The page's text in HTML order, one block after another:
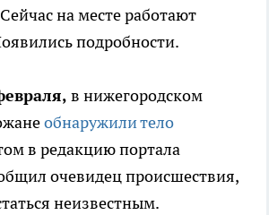
на месте работают
подробности.
в нижегородском
обнаружили тело
в редакцию портала
очевидец происшествия,
неизвестным.